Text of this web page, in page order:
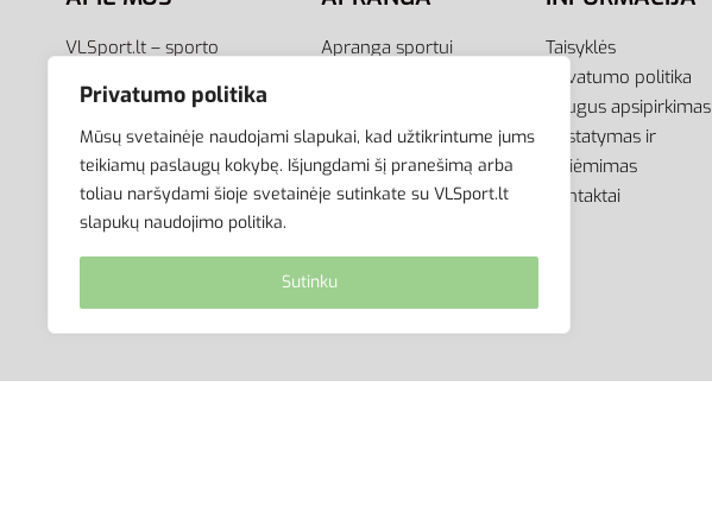
Privatumo politika
Mūsų svetainėje naudojami slapukai, kad užtikrintume jums
teikiamų paslaugų kokybę. Išjungdami šį pranešimą arba
toliau naršydami šioje svetainėje sutinkate su VLSport.lt
slapukų naudojimo politika.
Sutinku
VLSport.lt – sporto
el.parduotuvė aktyviam
gyvenimo būdui. Čia rasite
aprangą visai šeimai –
vyrams, moterims bei
vaikams.
Apranga sportui
Aksesuarai
Krepšiai
Taisyklės
Privatumo politika
Saugus apsipirkimas
Pristatymas ir
atsiėmimas
Kontaktai